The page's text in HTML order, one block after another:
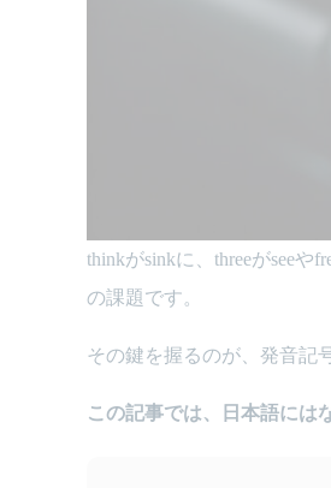
thinkがsinkに、threeがsee
の課題です。
その鍵を握るのが、発音記
この記事では、日本語には